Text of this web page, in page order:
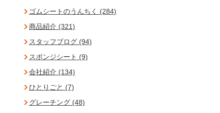
ゴムシートのうんちく (284)
商品紹介 (321)
スタッフブログ (94)
スポンジシート (9)
会社紹介 (134)
ひとりごと (7)
グレーチング (48)